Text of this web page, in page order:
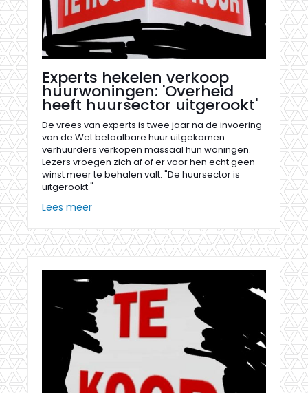
Experts hekelen verkoop
huurwoningen: 'Overheid
heeft huursector uitgerookt'
De vrees van experts is twee jaar na de invoering
van de Wet betaalbare huur uitgekomen:
verhuurders verkopen massaal hun woningen.
Lezers vroegen zich af of er voor hen echt geen
winst meer te behalen valt. "De huursector is
uitgerookt."
Lees meer